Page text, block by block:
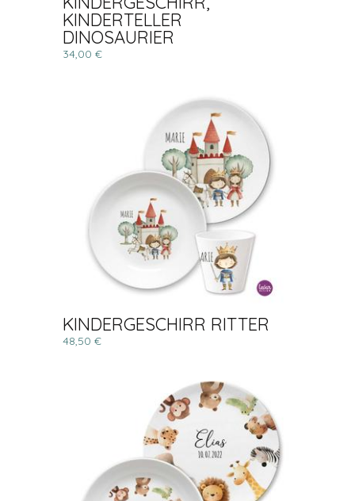
KINDERTELLER
DINOSAURIER
34,00 €
KINDERGESCHIRR RITTER
48,50 €